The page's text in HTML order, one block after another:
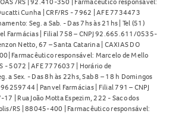
o Atensina 0,100mg Comprimidos?
0,100mg Comprimidosem temperatura
30°C), protegido da luz e umidade, na
Não utilize o medicamento fora do
e mantenha fora do alcance de crianças.
Cunha | CRF/RS - 7962 | AFE 7734473
Seg. a Sab. - Das 7hs às 21hs | Tel (51)
Farmácias | Filial 758 – CNPJ 92.665.611/0535-
Netto, 67 – Santa Catarina | CAXIAS DO
Farmacêutico responsável: Marcelo de Mello
- 5072 | AFE 7776037 | Horário de
a Sex. - Das 8h às 22hs, Sab 8 – 18 h Domingos
| Panvel Farmácias | Filial 791 – CNPJ
| Rua João Motta Espezim, 222 - Saco dos
RS | 88045-400 | Farmacêutico responsável: